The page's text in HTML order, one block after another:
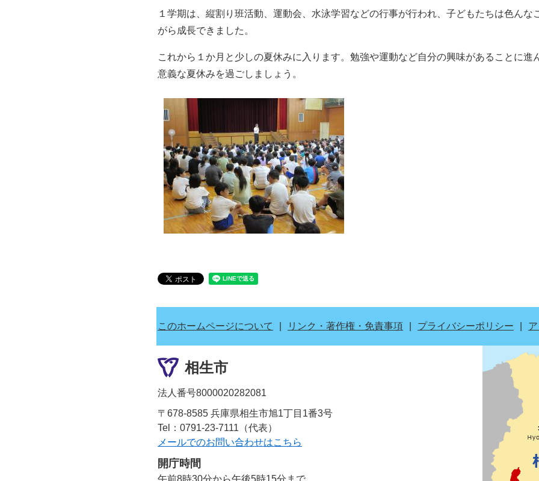
１学期は、縦割り班活動、運動会、水泳学習などの行事が行われ、子どもたちは色んな
がら成長できました。
これから１か月と少しの夏休みに入ります。勉強や運動など自分の興味があることに進
意義な夏休みを過ごしましょう。
このホームページについて リンク・著作権・免責事項 プライバシーポリシー
相生市
法人番号8000020282081
〒678-8585 兵庫県相生市旭1丁目1番3号
Tel：0791-23-7111（代表）
メールでのお問い合わせはこちら
開庁時間
午前8時30分から午後5時15分まで